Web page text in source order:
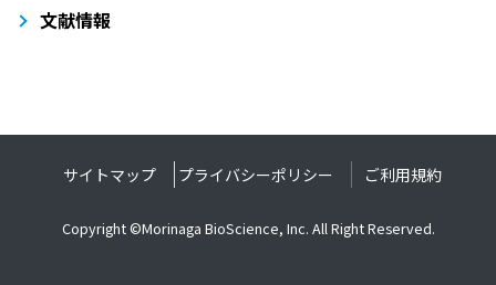
文献情報
サイトマップ プライバシーポリシー ご利用規約
Copyright ©Morinaga BioScience, Inc. All Right Reserved.